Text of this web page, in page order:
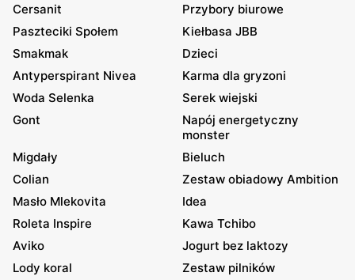
Cersanit
Przybory biurowe
Paszteciki Społem
Kiełbasa JBB
Smakmak
Dzieci
Antyperspirant Nivea
Karma dla gryzoni
Woda Selenka
Serek wiejski
Gont
Napój energetyczny
monster
Migdały
Bieluch
Colian
Zestaw obiadowy Ambition
Masło Mlekovita
Idea
Roleta Inspire
Kawa Tchibo
Aviko
Jogurt bez laktozy
Lody koral
Zestaw pilników